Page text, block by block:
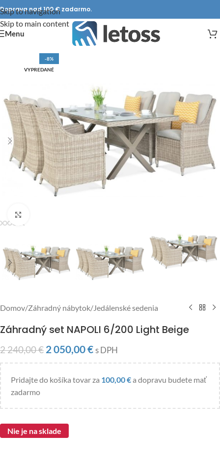
Skip to navigation
Skip to main content
Doprava nad 100 € zadarmo.
Menu
-8%
VYPREDANÉ
Domov/Záhradný nábytok/Jedálenské sedenia
Záhradný set NAPOLI 6/200 Light Beige
2 240,00€ 2 050,00€ s DPH
Pridajte do košíka tovar za 100,00€a dopravu budete mať
zadarmo
Nie je na sklade